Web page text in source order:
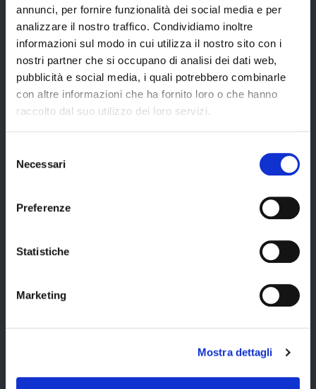
annunci, per fornire funzionalità dei social media e per
analizzare il nostro traffico. Condividiamo inoltre
informazioni sul modo in cui utilizza il nostro sito con i
nostri partner che si occupano di analisi dei dati web,
pubblicità e social media, i quali potrebbero combinarle
con altre informazioni che ha fornito loro o che hanno
raccolto dal suo utilizzo dei loro servizi.
delNecessari
Preferenze
Statistiche
Marketing
Mostra dettagli
Amministrazione
Organi di governo
Elezioni Provinciali del 29/09/2024
Elezioni provinciali – Archivio
Uffici e orari